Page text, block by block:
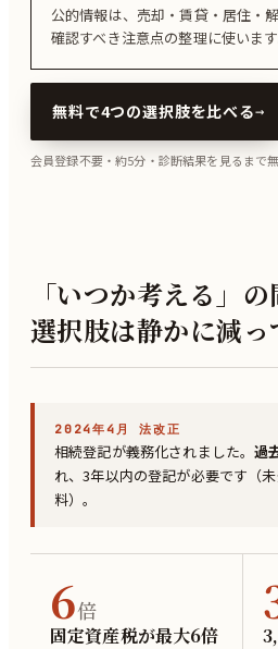
公的情報は、売却・賃貸・居住・解
確認すべき注意点の整理に使います
無料で4つの選択肢を比べる→
会員登録不要・約5分・診断結果を見るまで
「いつか考える」の
選択肢は静かに減っ
2024年4月 法改正
相続登記が義務化されました。過
れ、3年以内の登記が必要です（
料）。
6倍
固定資産税が最大6倍